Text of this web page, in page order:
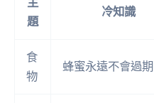
題
冷知識
食
物
蜂蜜永遠不會過期